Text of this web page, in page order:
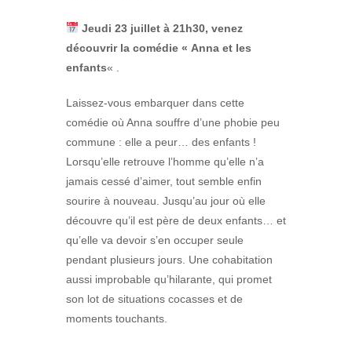
Jeudi 23 juillet à 21h30, venez
découvrir la comédie « Anna et les
enfants« .
Laissez-vous embarquer dans cette
comédie où Anna souffre d’une phobie peu
commune : elle a peur… des enfants !
Lorsqu’elle retrouve l’homme qu’elle n’a
jamais cessé d’aimer, tout semble enfin
sourire à nouveau. Jusqu’au jour où elle
découvre qu’il est père de deux enfants… et
qu’elle va devoir s’en occuper seule
pendant plusieurs jours. Une cohabitation
aussi improbable qu’hilarante, qui promet
son lot de situations cocasses et de
moments touchants.